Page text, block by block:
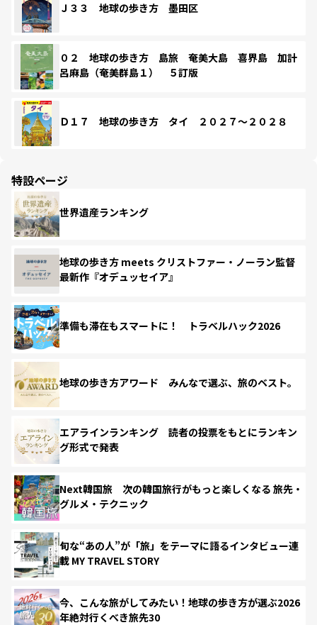
Ｊ３３ 地球の歩き方 墨田区
０２ 地球の歩き方 島旅 奄美大島 喜界島 加計
呂麻島（奄美群島１） ５訂版
Ｄ１７ 地球の歩き方 タイ ２０２７～２０２８
特設ページ
世界遺産ランキング
地球の歩き方 meets クリストファー・ノーラン監督
最新作『オデュッセイア』
準備も滞在もスマートに！ トラベルハック2026
地球の歩き方アワード みんなで選ぶ、旅のベスト。
エアラインランキング 読者の投票をもとにランキン
グ形式で発表
Next韓国旅 次の韓国旅行がもっと楽しくなる 旅先・
グルメ・テクニック
旬な“あの人”が「旅」をテーマに語るインタビュー連
載 MY TRAVEL STORY
今、こんな旅がしてみたい！地球の歩き方が選ぶ2026
年絶対行くべき旅先30